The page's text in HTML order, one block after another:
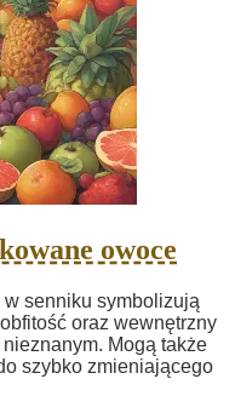
owoce
senniku symbolizują
oraz wewnętrzny
Mogą także
szybko zmieniającego